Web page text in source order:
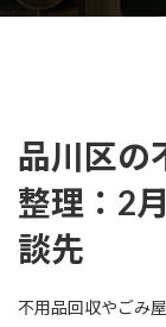
品川区の
整理：2
談先
不用品回収やごみ